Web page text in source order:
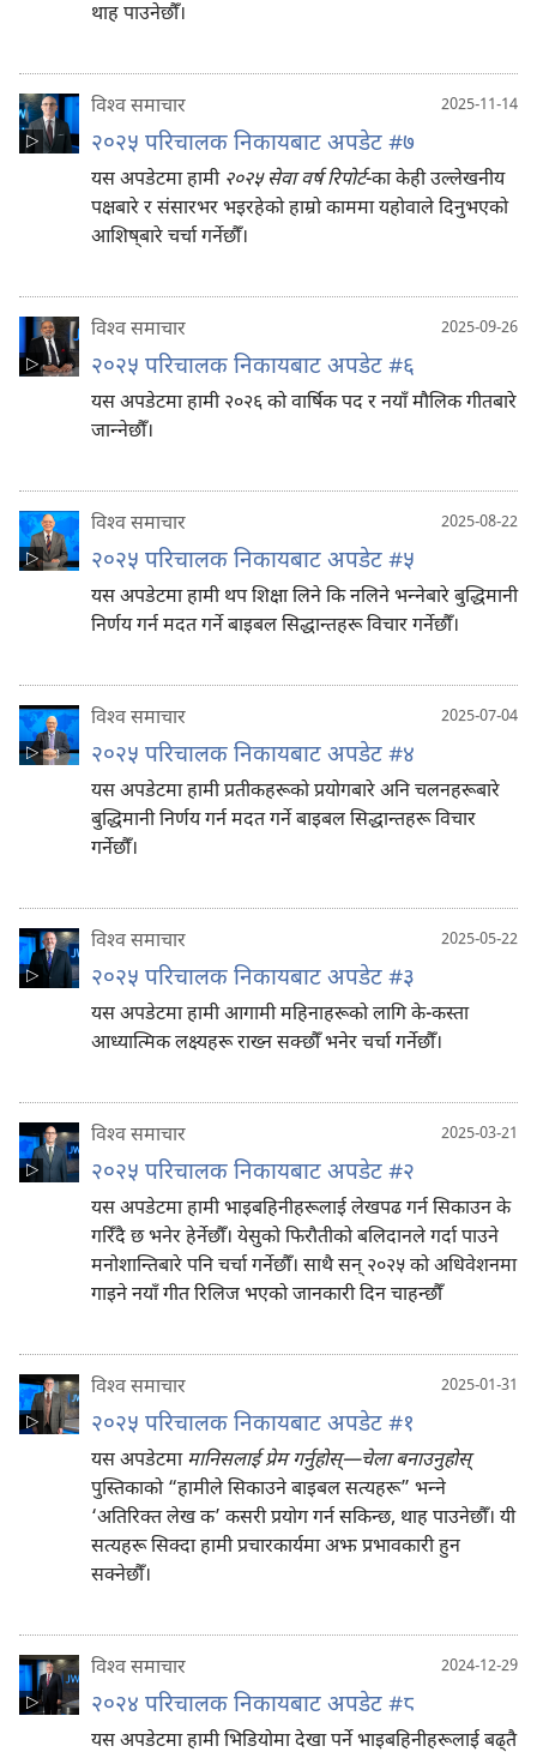
थाह पाउनेछौँ।
2025-11-14
विश्‍व समाचार
२०२५ परिचालक निकायबाट अपडेट #७
यस अपडेटमा हामी २०२५ सेवा वर्ष रिपोर्ट-का केही उल्लेखनीय
पक्षबारे र संसारभर भइरहेको हाम्रो काममा यहोवाले दिनुभएको
आशिष्‌बारे चर्चा गर्नेछौँ।
2025-09-26
विश्‍व समाचार
२०२५ परिचालक निकायबाट अपडेट #६
यस अपडेटमा हामी २०२६ को वार्षिक पद र नयाँ मौलिक गीतबारे
जान्‍नेछौँ।
2025-08-22
विश्‍व समाचार
२०२५ परिचालक निकायबाट अपडेट #५
यस अपडेटमा हामी थप शिक्षा लिने कि नलिने भन्‍नेबारे बुद्धिमानी
निर्णय गर्न मदत गर्ने बाइबल सिद्धान्तहरू विचार गर्नेछौँ।
2025-07-04
विश्‍व समाचार
२०२५ परिचालक निकायबाट अपडेट #४
यस अपडेटमा हामी प्रतीकहरूको प्रयोगबारे अनि चलनहरूबारे
बुद्धिमानी निर्णय गर्न मदत गर्ने बाइबल सिद्धान्तहरू विचार
गर्नेछौँ।
2025-05-22
विश्‍व समाचार
२०२५ परिचालक निकायबाट अपडेट #३
यस अपडेटमा हामी आगामी महिनाहरूको लागि के-कस्ता
आध्यात्मिक लक्ष्यहरू राख्न सक्छौँ भनेर चर्चा गर्नेछौँ।
2025-03-21
विश्‍व समाचार
२०२५ परिचालक निकायबाट अपडेट #२
यस अपडेटमा हामी भाइबहिनीहरूलाई लेखपढ गर्न सिकाउन के
गरिँदै छ भनेर हेर्नेछौँ। येसुको फिरौतीको बलिदानले गर्दा पाउने
मनोशान्तिबारे पनि चर्चा गर्नेछौँ। साथै सन्‌ २०२५ को अधिवेशनमा
गाइने नयाँ गीत रिलिज भएको जानकारी दिन चाहन्छौँ
2025-01-31
विश्‍व समाचार
२०२५ परिचालक निकायबाट अपडेट #१
यस अपडेटमामानिसलाई प्रेम गर्नुहोस्‌—चेला बनाउनुहोस्‌
पुस्तिकाको “हामीले सिकाउने बाइबल सत्यहरू” भन्‍ने
‘अतिरिक्‍त लेख क’ कसरी प्रयोग गर्न सकिन्छ, थाह पाउनेछौँ। यी
सत्यहरू सिक्दा हामी प्रचारकार्यमा अझ प्रभावकारी हुन
सक्नेछौँ।
2024-12-29
विश्‍व समाचार
२०२४ परिचालक निकायबाट अपडेट #८
यस अपडेटमा हामी भिडियोमा देखा पर्ने भाइबहिनीहरूलाई बढ्‌तै